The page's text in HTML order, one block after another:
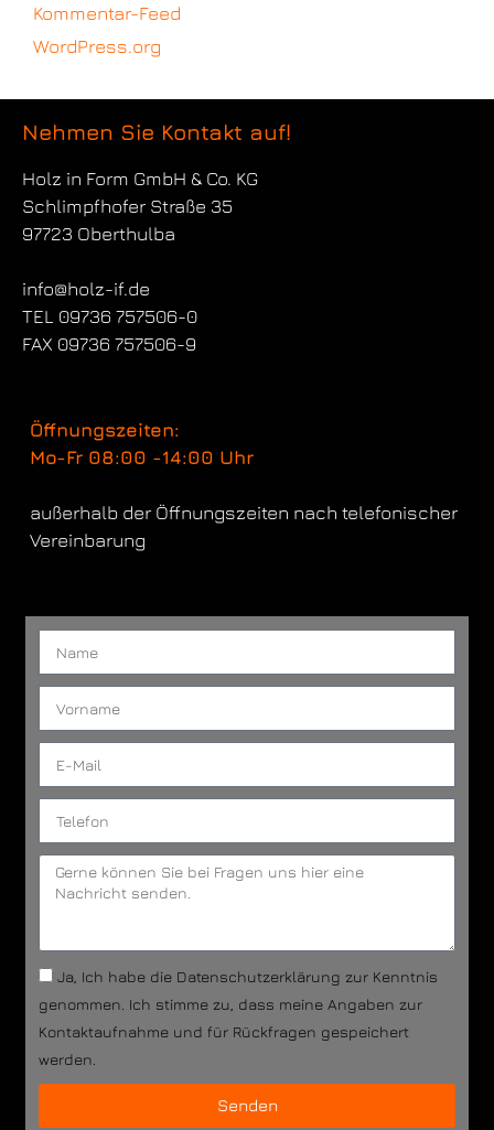
Kommentar-Feed
WordPress.org
Nehmen Sie Kontakt auf!
Holz in Form GmbH & Co. KG
Schlimpfhofer Straße 35
97723 Oberthulba
info@holz-if.de
TEL 09736 757506-0
FAX 09736 757506-9
Öffnungszeiten:
Mo-Fr 08:00 -14:00 Uhr
außerhalb der Öffnungszeiten nach telefonischer
Vereinbarung
Ja, Ich habe die Datenschutzerklärung zur Kenntnis
genommen. Ich stimme zu, dass meine Angaben zur
Kontaktaufnahme und für Rückfragen gespeichert
werden.
Senden